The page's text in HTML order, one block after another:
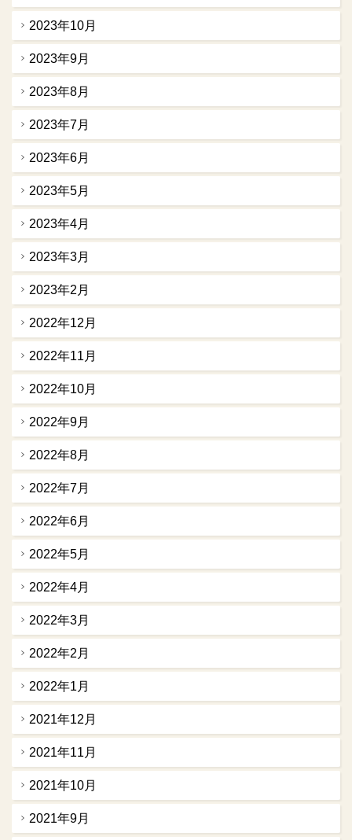
2023年10月
2023年9月
2023年8月
2023年7月
2023年6月
2023年5月
2023年4月
2023年3月
2023年2月
2022年12月
2022年11月
2022年10月
2022年9月
2022年8月
2022年7月
2022年6月
2022年5月
2022年4月
2022年3月
2022年2月
2022年1月
2021年12月
2021年11月
2021年10月
2021年9月